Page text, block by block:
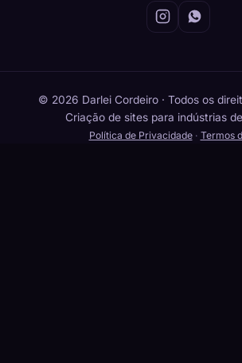
© 2026 Darlei Cordeiro · Todos os
Criação de sites para indústrias
Política de Privacidade· Termos